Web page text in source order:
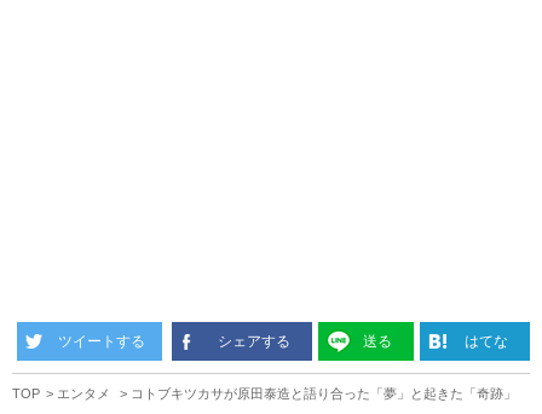
ツイートする シェアする 送る はてな
TOP エンタメ コトブキツカサが原田泰造と語り合った「夢」と起きた「奇跡」